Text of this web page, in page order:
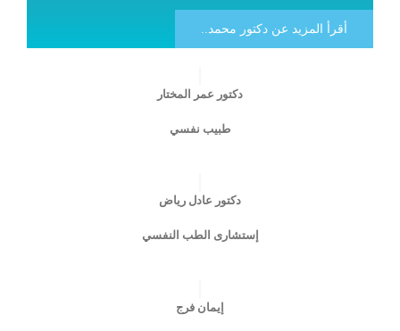
أقرأ المزيد عن دكتور محمد..
دكتور عمر المختار
طبيب نفسي
دكتور عادل رياض
إستشارى الطب النفسي
إيمان فرج